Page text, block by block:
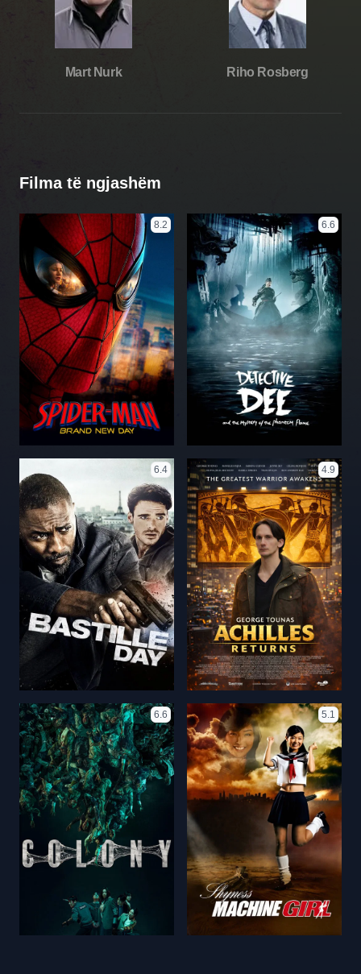
Mart Nurk Riho Rosberg
Filma të ngjashëm
8.2 6.6
6.4 4.9
6.6 5.1